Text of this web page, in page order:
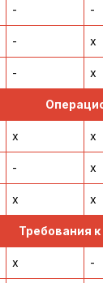
- -
- x
- x
x x
- x
x x
Требования
x -